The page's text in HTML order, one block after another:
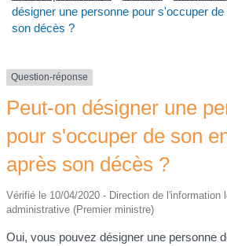
désigner une personne pour s'occuper
son décès ?
Question-réponse
Peut-on désigner une
pour s'occuper de son
après son décès ?
Vérifié le 10/04/2020 - Direction de l'information
administrative (Premier ministre)
Oui, vous pouvez désigner une personne